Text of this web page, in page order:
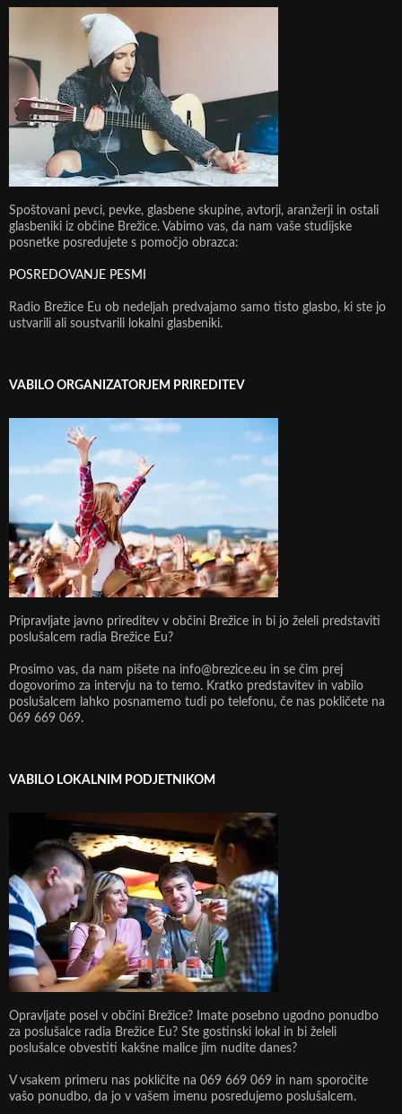
Spoštovani pevci, pevke, glasbene skupine, avtorji, aranžerji in ostali
glasbeniki iz občine Brežice. Vabimo vas, da nam vaše studijske
posnetke posredujete s pomočjo obrazca:
POSREDOVANJE PESMI
Radio Brežice Eu ob nedeljah predvajamo samo tisto glasbo, ki ste jo
ustvarili ali soustvarili lokalni glasbeniki.
VABILO ORGANIZATORJEM PRIREDITEV
Pripravljate javno prireditev v občini Brežice in bi jo želeli predstaviti
poslušalcem radia Brežice Eu?
Prosimo vas, da nam pišete na info@brezice.eu in se čim prej
dogovorimo za intervju na to temo. Kratko predstavitev in vabilo
poslušalcem lahko posnamemo tudi po telefonu, če nas pokličete na
069 669 069.
VABILO LOKALNIM PODJETNIKOM
Opravljate posel v občini Brežice? Imate posebno ugodno ponudbo
za poslušalce radia Brežice Eu? Ste gostinski lokal in bi želeli
poslušalce obvestiti kakšne malice jim nudite danes?
V vsakem primeru nas pokličite na 069 669 069 in nam sporočite
vašo ponudbo, da jo v vašem imenu posredujemo poslušalcem.